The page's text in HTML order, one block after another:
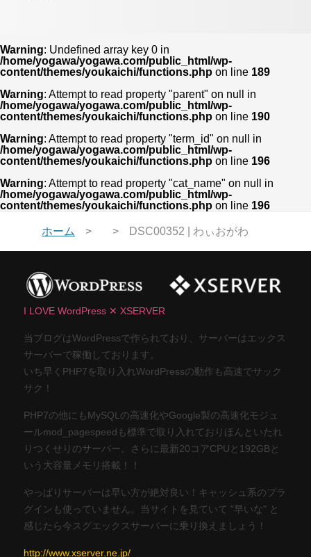
Warning: Undefined array key 0 in
/home/yogawa/yogawa.com/public_html/wp-
content/themes/youkaichi/functions.php on line 189
Warning: Attempt to read property "parent" on null in
/home/yogawa/yogawa.com/public_html/wp-
content/themes/youkaichi/functions.php on line 190
Warning: Attempt to read property "term_id" on null in
/home/yogawa/yogawa.com/public_html/wp-
content/themes/youkaichi/functions.php on line 196
Warning: Attempt to read property "cat_name" on null in
/home/yogawa/yogawa.com/public_html/wp-
content/themes/youkaichi/functions.php on line 196
ホーム DSC00352 | わぃおがわ
I LOVE WordPress ✕ XSERVER
当ブログはWordPressで作られており、サーバーはエックス
サーバーで稼働しております。
いち早くPHP7を取り入れWordPressの動作も高速でサック
サク！
PHP7の他にもMySQLの高速化やGoogle製の高速化モジュ
ールmod_pagespeedも標準で取り入れておりほんといたれ
りつくせりのサーバー。さらに最新20コアCPUと192GBと
いう大容量メモリ搭載！！
やっぱりサーバーは早い方が絶対良い！キャッシュ系のプラ
グインも使っていません。当サイトを見ていて "早いな" と
感じたら今スグエックスサーバーに乗り換えましょう！
http://www.xserver.ne.jp/